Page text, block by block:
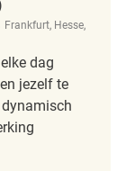
Plaats
Frankfurt, Hesse,
dag
jezelf te